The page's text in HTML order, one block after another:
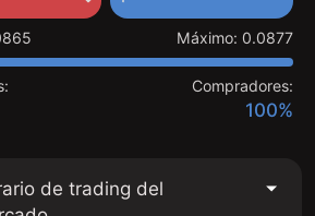
Máximo: 0.0877
Compradores:
100%
de trading del